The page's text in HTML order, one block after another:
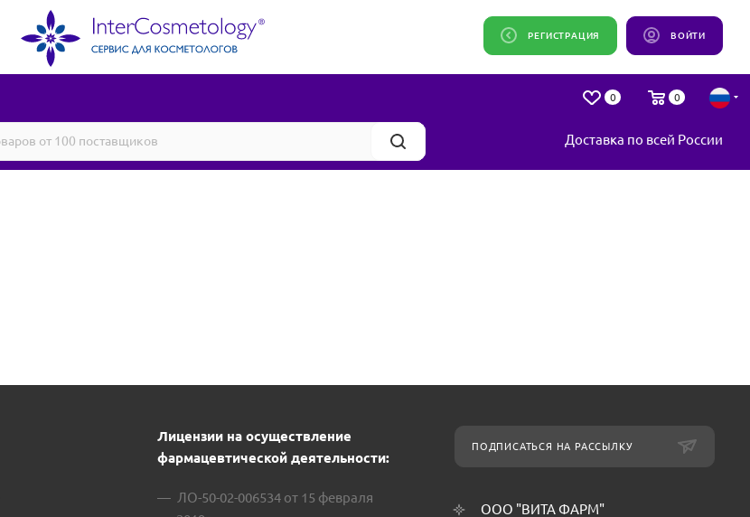
ВОЙТИ
РЕГИСТРАЦИЯ
0 0
Доставка по всей России
Лицензии на осуществление
фармацевтической деятельности:
ЛО-50-02-006534 от 15 февраля
ПОДПИСАТЬСЯ НА РАССЫЛКУ
ООО "ВИТА ФАРМ"